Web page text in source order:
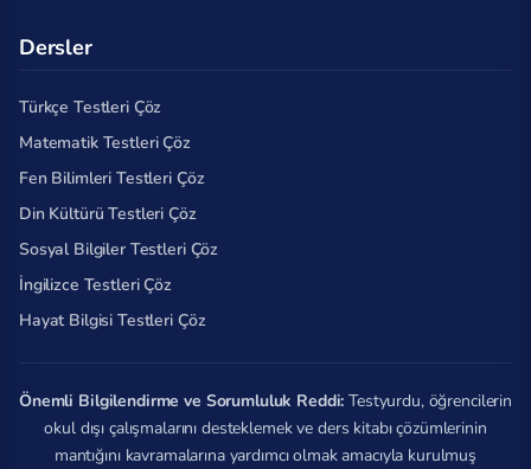
Dersler
Türkçe Testleri Çöz
Matematik Testleri Çöz
Fen Bilimleri Testleri Çöz
Din Kültürü Testleri Çöz
Sosyal Bilgiler Testleri Çöz
İngilizce Testleri Çöz
Hayat Bilgisi Testleri Çöz
Önemli Bilgilendirme ve Sorumluluk Reddi: Testyurdu, öğrencilerin
okul dışı çalışmalarını desteklemek ve ders kitabı çözümlerinin
mantığını kavramalarına yardımcı olmak amacıyla kurulmuş